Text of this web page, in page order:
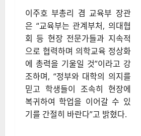
회 등 현장 전문가들과 지속적
으로 협력하며 의학교육 정상화
에 총력을 기울일 것”이라고 강
조하며, “정부와 대학의 의지를
믿고 학생들이 조속히 현장에
복귀하여 학업을 이어갈 수 있
기를 간절히 바란다”고 밝혔다.
그러나 대한의사협회는 같은 날